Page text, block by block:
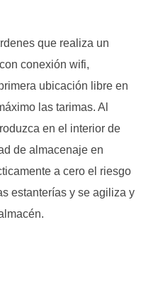
que realiza un
conexión wifi,
ubicación libre en
las tarimas. Al
en el interior de
de almacenaje en
a cero el riesgo
estanterías y se agiliza y